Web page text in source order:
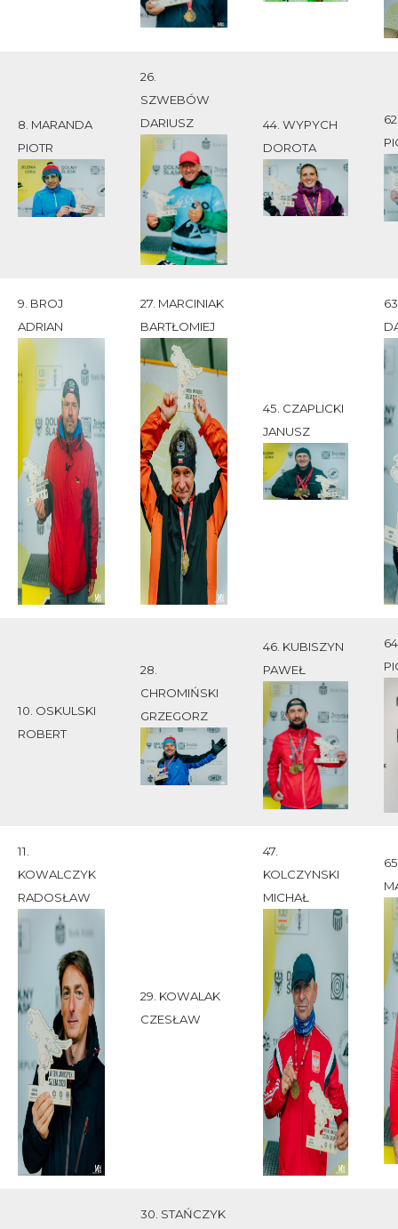
8. MARANDA
PIOTR
26.
SZWEBÓW
DARIUSZ
44. WYPYCH
DOROTA
9. BROJ
ADRIAN
27. MARCINIAK
BARTŁOMIEJ
45. CZAPLICKI
JANUSZ
10. OSKULSKI
ROBERT
28.
CHROMIŃSKI
GRZEGORZ
46. KUBISZYN
PAWEŁ
11.
KOWALCZYK
RADOSŁAW
29. KOWALAK
CZESŁAW
47.
KOLCZYNSKI
MICHAŁ
30. STAŃCZYK